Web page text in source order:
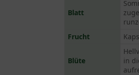
Blatt
Frucht
Blüte
in